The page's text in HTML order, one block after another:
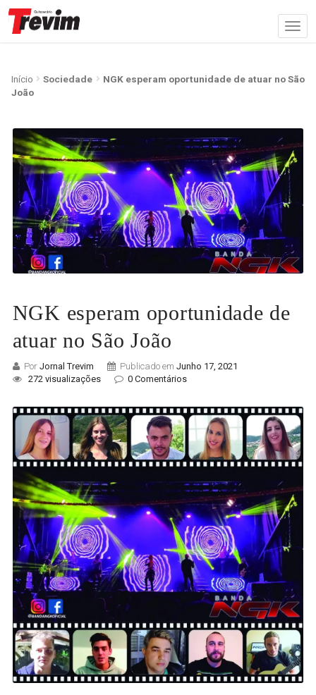
Início Sociedade
NGK esperam oportunidade de atuar no São
João
NGK esperam oportunidade de
atuar no São João
Por Jornal Trevim Publicado em Junho 17, 2021
272 visualizações
0 Comentários